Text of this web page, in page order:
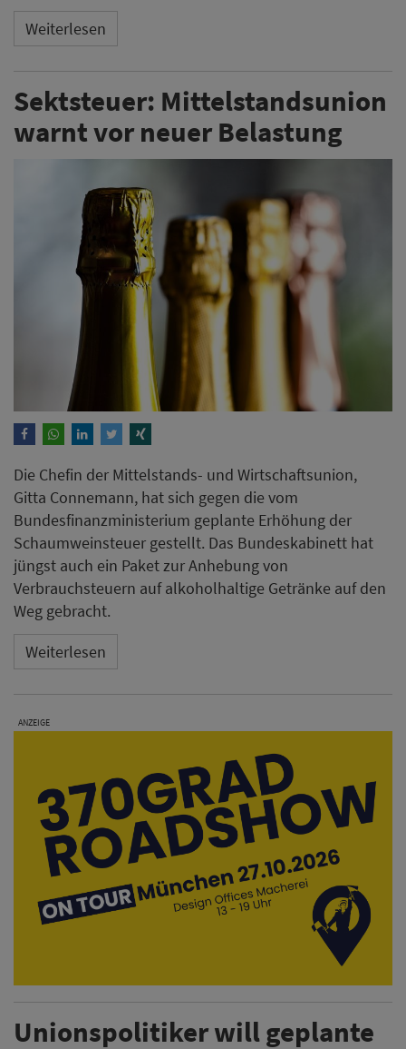
Weiterlesen
Sektsteuer: Mittelstandsunion
warnt vor neuer Belastung
Die Chefin der Mittelstands- und Wirtschaftsunion,
Gitta Connemann, hat sich gegen die vom
Bundesfinanzministerium geplante Erhöhung der
Schaumweinsteuer gestellt. Das Bundeskabinett hat
jüngst auch ein Paket zur Anhebung von
Verbrauchsteuern auf alkoholhaltige Getränke auf den
Weg gebracht.
Weiterlesen
ANZEIGE
Unionspolitiker will geplante